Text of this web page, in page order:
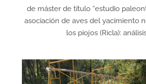
de máster de título “estudio
asociación de aves del yacimiento
los piojos (Ricla):